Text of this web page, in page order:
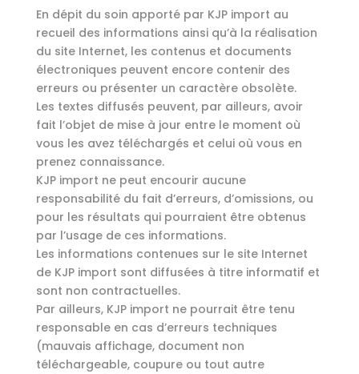
En dépit du soin apporté par KJP import au
recueil des informations ainsi qu’à la réalisation
du site Internet, les contenus et documents
électroniques peuvent encore contenir des
erreurs ou présenter un caractère obsolète.
Les textes diffusés peuvent, par ailleurs, avoir
fait l’objet de mise à jour entre le moment où
vous les avez téléchargés et celui où vous en
prenez connaissance.
KJP import ne peut encourir aucune
responsabilité du fait d’erreurs, d’omissions, ou
pour les résultats qui pourraient être obtenus
par l’usage de ces informations.
Les informations contenues sur le site Internet
de KJP import sont diffusées à titre informatif et
sont non contractuelles.
Par ailleurs, KJP import ne pourrait être tenu
responsable en cas d’erreurs techniques
(mauvais affichage, document non
téléchargeable, coupure ou tout autre